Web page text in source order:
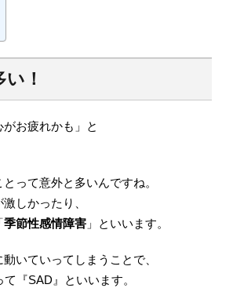
！
お疲れかも」と
って意外と多いんですね。
しかったり、
季節性感情障害 」といいます。
いていってしまうことで、
『SAD』といいます。